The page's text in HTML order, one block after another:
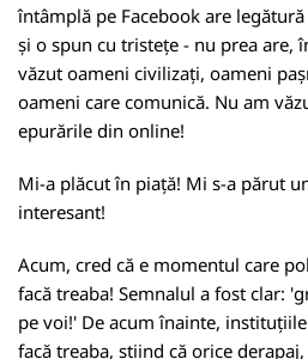
întâmplă pe Facebook are
și o spun cu tristețe - nu prea are,
văzut oameni civilizați, oameni
oameni care comunică. Nu am
epurările din online!
Mi-a plăcut în piață! Mi s-a părut
interesant!
Acum, cred că e momentul care
facă treaba! Semnalul a fost clar:
pe voi!' De acum înainte,
facă treaba, știind că orice